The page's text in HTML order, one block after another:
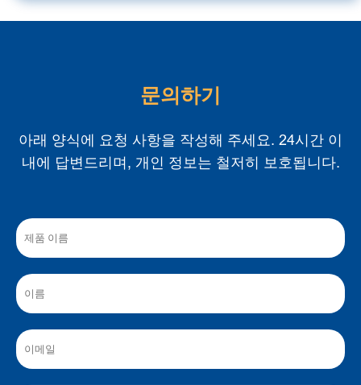
문의하기
아래 양식에 요청 사항을 작성해 주세요. 24시간 이
내에 답변드리며, 개인 정보는 철저히 보호됩니다.